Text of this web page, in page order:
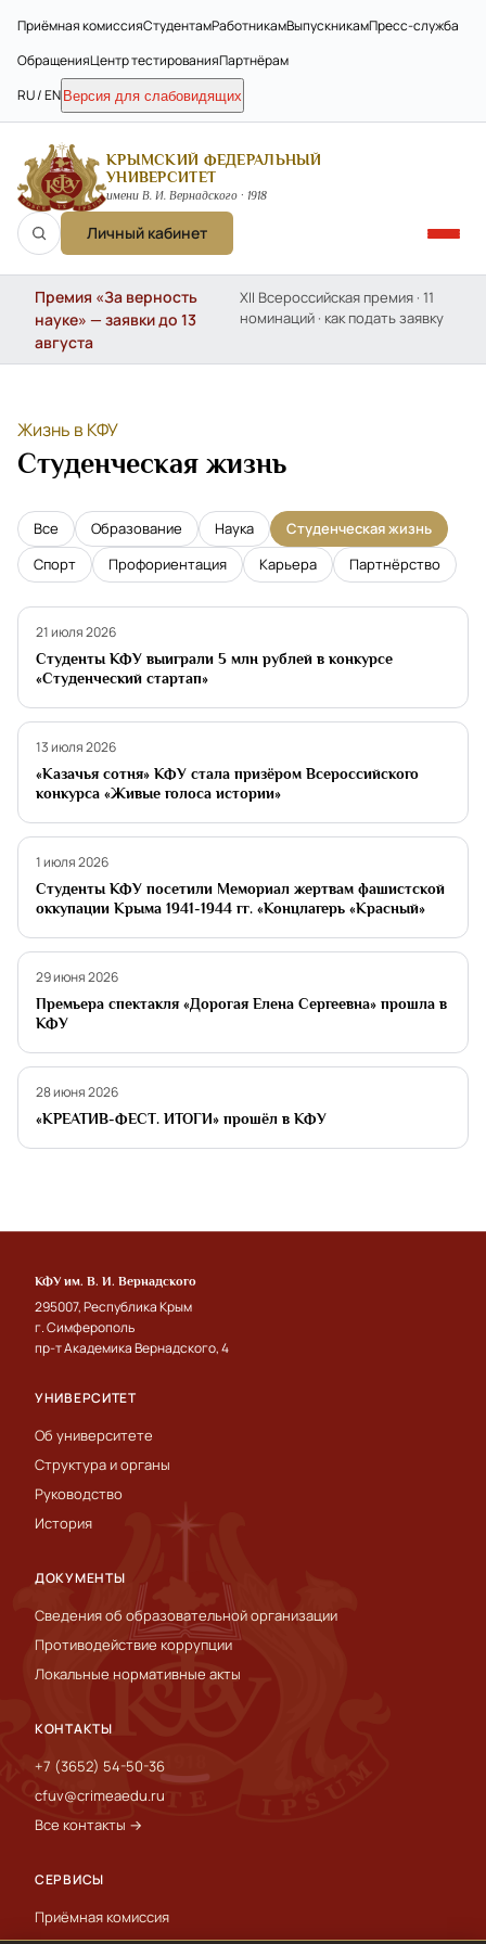
Приёмная комиссияСтудентамРаботникамВыпускникамПресс-служба
ОбращенияЦентр тестированияПартнёрам
RU / EN Версия для слабовидящих
КРЫМСКИЙ ФЕДЕРАЛЬНЫЙ
УНИВЕРСИТЕТ
имени В. И. Вернадского · 1918
Личный кабинет
Премия «За верность
науке» — заявки до 13
августа
XII Всероссийская премия · 11
номинаций · как подать заявку
Жизнь в КФУ
Студенческая жизнь
Все Образование Наука
Студенческая жизнь
Спорт
Профориентация Карьера Партнёрство
Студенческая жизнь
21 июля 2026
Студенты КФУ выиграли 5 млн рублей в конкурсе
«Студенческий стартап»
13 июля 2026
«Казачья сотня» КФУ стала призёром Всероссийского
конкурса «Живые голоса истории»
1 июля 2026
Студенты КФУ посетили Мемориал жертвам фашистской
оккупации Крыма 1941-1944 гг. «Концлагерь «Красный»
29 июня 2026
Премьера спектакля «Дорогая Елена Сергеевна» прошла в
КФУ
28 июня 2026
«КРЕАТИВ-ФЕСТ. ИТОГИ» прошёл в КФУ
КФУ им. В. И. Вернадского
295007, Республика Крым
г. Симферополь
пр-т Академика Вернадского, 4
УНИВЕРСИТЕТ
Об университете
Структура и органы
Руководство
История
ДОКУМЕНТЫ
Сведения об образовательной организации
Противодействие коррупции
Локальные нормативные акты
КОНТАКТЫ
+7 (3652) 54-50-36
cfuv@crimeaedu.ru
Все контакты →
СЕРВИСЫ
Приёмная комиссия